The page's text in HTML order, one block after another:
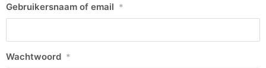
Gebruikersnaam of email *
Wachtwoord *